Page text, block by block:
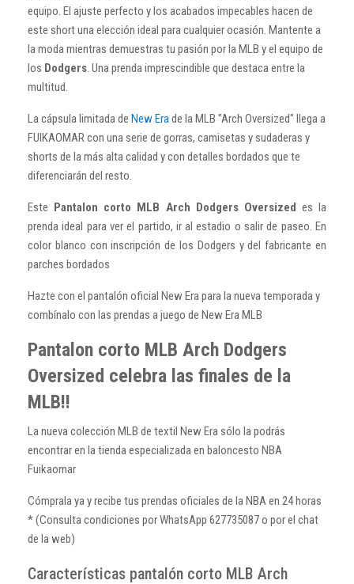
equipo. El ajuste perfecto y los acabados impecables hacen de
este short una elección ideal para cualquier ocasión. Mantente a
la moda mientras demuestras tu pasión por la MLB y el equipo de
los Dodgers. Una prenda imprescindible que destaca entre la
multitud.
La cápsula limitada de New Erade la MLB "Arch Oversized" llega a
FUIKAOMAR con una serie de gorras, camisetas y sudaderas y
shorts de la más alta calidad y con detalles bordados que te
diferenciarán del resto.
Este Pantalon corto MLB Arch Dodgers Oversized es la
prenda ideal para ver el partido, ir al estadio o salir de paseo. En
color blanco con inscripción de los Dodgers y del fabricante en
parches bordados
Hazte con el pantalón oficial New Era para la nueva temporada y
combínalo con las prendas a juego de New Era MLB
Pantalon corto MLB Arch Dodgers
Oversized celebra las finales de la
MLB!!
La nueva colección MLB de textil New Era sólo la podrás
encontrar en la tienda especializada en baloncesto NBA
Fuikaomar
Cómprala ya y recibe tus prendas oficiales de la NBA en 24 horas
* (Consulta condiciones por WhatsApp 627735087 o por el chat
de la web)
Características pantalón corto MLB Arch